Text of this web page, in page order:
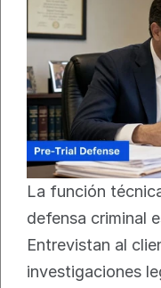
La función
defensa criminal
Entrevistan al
investigaciones